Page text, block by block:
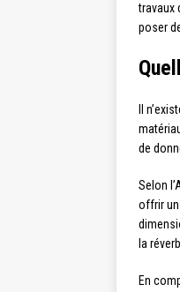
travaux
poser
Il
de
Selon
offrir un
la
En